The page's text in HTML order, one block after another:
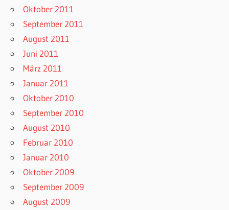
Oktober 2011
September 2011
August 2011
Juni 2011
März 2011
Januar 2011
Oktober 2010
September 2010
August 2010
Februar 2010
Januar 2010
Oktober 2009
September 2009
August 2009